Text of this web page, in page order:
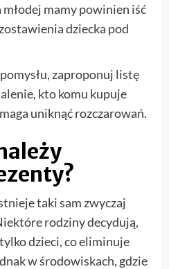
mamy powinien iść
dziecka pod
zaproponuj listę
kto komu kupuje
uniknąć rozczarowań.
taki sam zwyczaj
rodziny decydują,
dzieci, co eliminuje
w środowiskach, gdzie